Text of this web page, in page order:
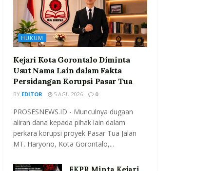
HUKUM
Kejari Kota Gorontalo Diminta
Usut Nama Lain dalam Fakta
Persidangan Korupsi Pasar Tua
BY EDITOR 5 AGU 2026 0
PROSESNEWS.ID - Munculnya dugaan
aliran dana kepada pihak lain dalam
perkara korupsi proyek Pasar Tua Jalan
MT. Haryono, Kota Gorontalo,...